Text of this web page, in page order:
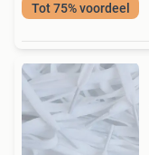
Tot 75% voordeel